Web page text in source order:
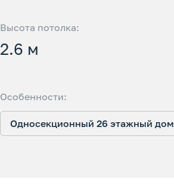
Высота потолка:
2.6 м
Особенности:
Односекционный 26 этажный дом